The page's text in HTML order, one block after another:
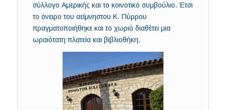
σύλλογο Αμερικής και το κοινοτικό συμβούλιο. Έτσι
το όνειρο του αείμνηστου Κ. Πύρρου
πραγματοποιήθηκε και το χωριό διαθέτει μια
ωραιότατη πλατεία και βιβλιοθήκη.